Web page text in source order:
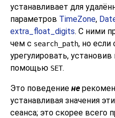
устанавливает для
параметров TimeZone,
extra_float_digits. С ними
чем с search_path, но если
урегулировать,
помощью SET.
Это поведение не
устанавливая значения
сеанса; это скорее всего